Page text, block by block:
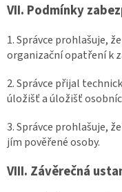
VII. Podmínky
1. Správce prohlašuje,
organizační opatření k
2. Správce přijal
úložišť a úložišť
3. Správce prohlašuje,
jím pověřené osoby.
VIII. Závěrečná